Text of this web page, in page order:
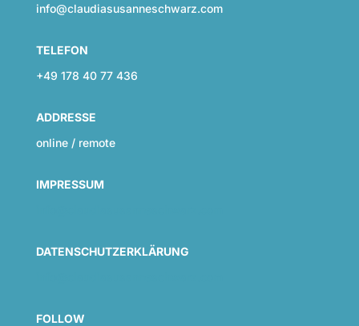
info@claudiasusanneschwarz.com
TELEFON
+49 178 40 77 436
ADDRESSE
online / remote
IMPRESSUM
DATENSCHUTZERKLÄRUNG
FOLLOW